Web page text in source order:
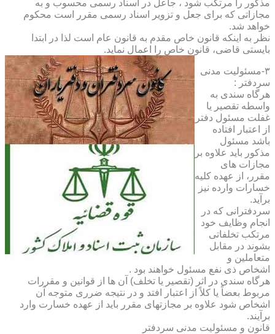
مذکور را مرتکب شود ، جاعل در اسناد رسمی محسوب و به
مجازاتی که برای جعل و تزویر اسناد رسمی مقرر است محکوم
خواهد شد.
نظر به اینکه قانون خاص مقدم به قانون عام است لذا در ابتدا
بایستی قاضی، قانون خاص را اعمال نماید.
۳-مسئولیت مدنی
سردفتر :
هرگاه سندی به
واسطه تقصیر یا
غفلت مسئول دفتر
از اعتبار افتاده
باشد مسئول
مذکور باید علاوه بر
مجازات های
مقرر، از عهده کلیه
خسارات وارده نیز
برآید.
سردفترانی که در
انجام وظایف خود
مرتکب تخلفاتی
بشوند در مقابل
متعاملین و
اشخاص ذی نفع مسئول خواهند بود .
هرگاه سندی در اثر (تقصیر یا تخلف) آن ها از قوانین و مقررات
مربوط بعضاً یا کلاً از اعتبار افتد و در نتیجه ضرری متوجه آن
اشخاص شود علاوه بر مجازتهای مقرر باید از عهده خسارت وارد
برآیند.
قانون و مسئولیت مدنی سردفتر